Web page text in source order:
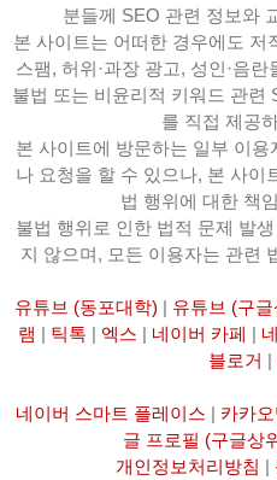
분들께 SEO 관련 정보와
본 사이트는 어떠한 경우에도 저
스팸, 허위·과장 광고, 성인·음
불법 또는 비윤리적 키워드 관련
를 직접 제공
본 사이트에 방문하는 일부 이
나 요청을 할 수 있으나, 본 사이
법 행위에 대한 책
불법 행위로 인한 법적 문제 발
지 않으며, 모든 이용자는 관련
유튜브 (동포대학) | 유튜브 (구
램 | 틱톡 | 엑스 | 네이버 카페 |
블로거 |
네이버 스마트 플레이스 | 카카오
글 프로필 (구글상
개인정보처리방침 |